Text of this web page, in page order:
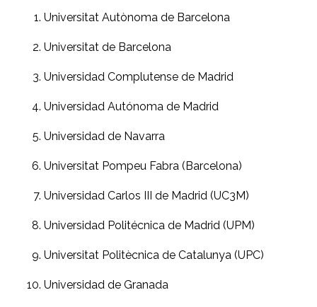
Universitat Autònoma de Barcelona
Universitat de Barcelona
Universidad Complutense de Madrid
Universidad Autónoma de Madrid
Universidad de Navarra
Universitat Pompeu Fabra (Barcelona)
Universidad Carlos III de Madrid (UC3M)
Universidad Politécnica de Madrid (UPM)
Universitat Politècnica de Catalunya (UPC)
Universidad de Granada